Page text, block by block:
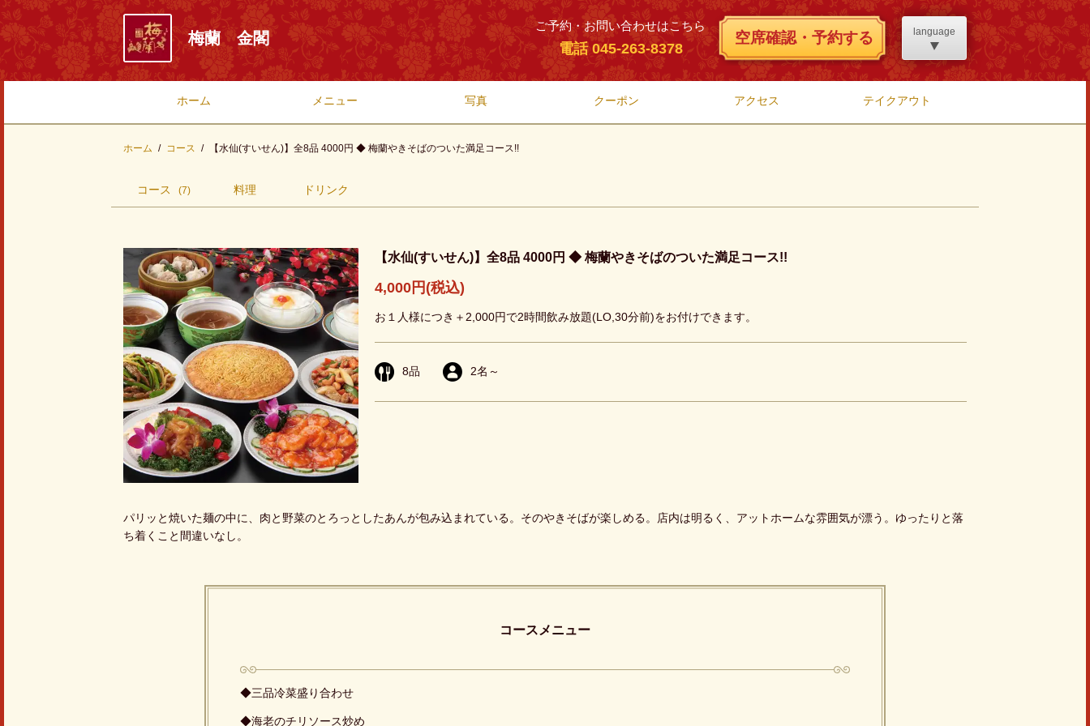
梅蘭 金閣
ご予約・お問い合わせはこちら
電話 045-263-8378
空席確認・予約する language
ホーム メニュー 写真 クーポン アクセス テイクアウト
ホーム コース 【水仙(すいせん)】全8品 4000円 ◆ 梅蘭やきそばのついた満足コース!!
コース (7) 料理 ドリンク
【水仙(すいせん)】全8品 4000円 ◆ 梅蘭やきそばのついた満足コース!!
4,000円 (税込)
お１人様につき＋2,000円で2時間飲み放題(LO,30分前)をお付けできます。
8品 2名～
パリッと焼いた麺の中に、肉と野菜のとろっとしたあんが包み込まれている。そのやきそばが楽しめる。店内は明るく、アットホームな雰囲気が漂う。ゆったりと落
ち着くこと間違いなし。
コースメニュー
◆三品冷菜盛り合わせ
◆海老のチリソース炒め